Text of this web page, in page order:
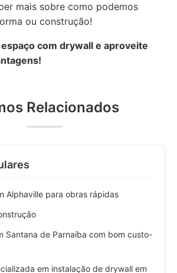
mais sobre como podemos
ou construção!
com drywall e aproveite
Relacionados
Alphaville para obras rápidas
Santana de Parnaíba com bom custo-
em instalação de drywall em